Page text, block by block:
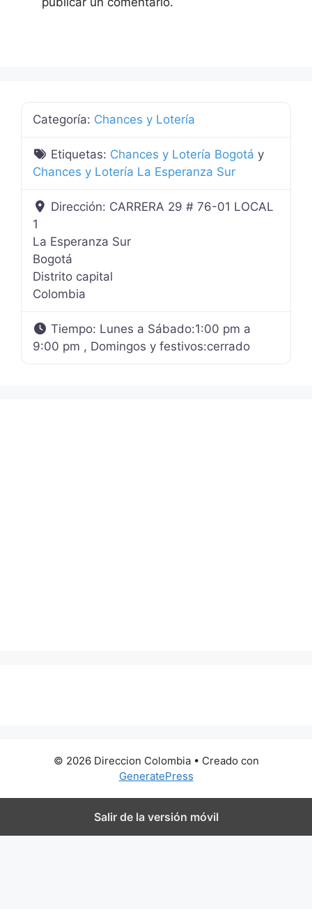
Categoría: Chances y Lotería
Etiquetas: Chances y Lotería Bogotá y
Chances y Lotería La Esperanza Sur
Dirección: CARRERA 29 # 76-01 LOCAL
1
La Esperanza Sur
Bogotá
Distrito capital
Colombia
Tiempo: Lunes a Sábado:1:00 pm a
9:00 pm , Domingos y festivos:cerrado
© 2026 Direccion Colombia• Creado con
GeneratePress
Salir de la versión móvil